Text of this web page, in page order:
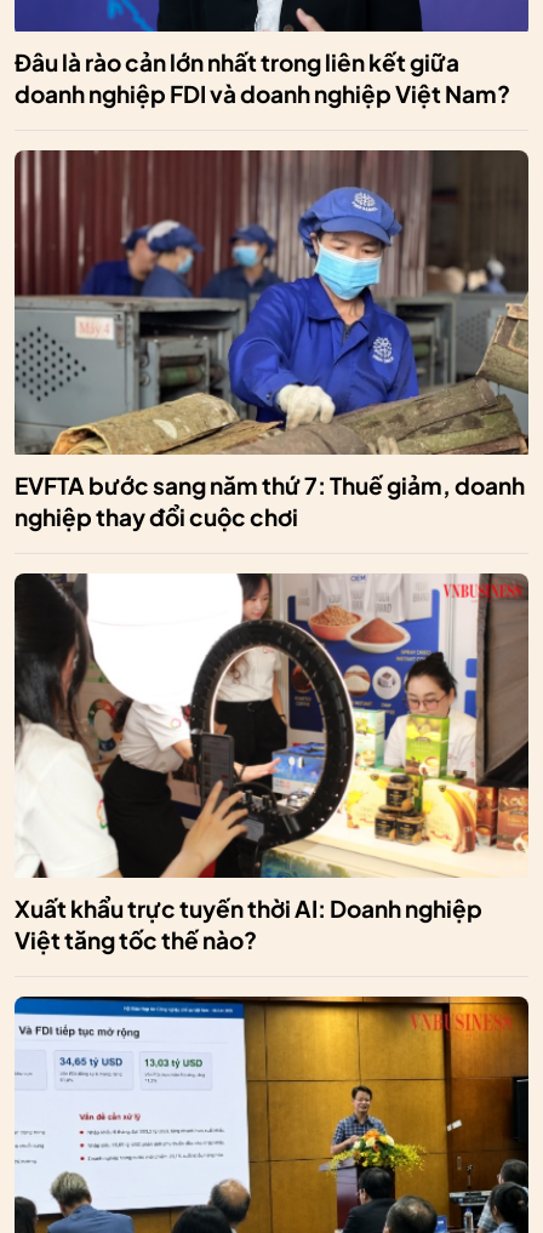
Đâu là rào cản lớn nhất trong liên kết giữa
doanh nghiệp FDI và doanh nghiệp Việt Nam?
EVFTA bước sang năm thứ 7: Thuế giảm, doanh
nghiệp thay đổi cuộc chơi
Xuất khẩu trực tuyến thời AI: Doanh nghiệp
Việt tăng tốc thế nào?